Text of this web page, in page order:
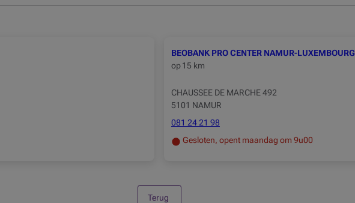
BEOBANK PRO CENTER NAMUR-LUXEMBOURG
op15 km
CHAUSSEE DE MARCHE 492
5101 NAMUR
081 24 21 98
Gesloten, opent maandag om 9u00
Terug